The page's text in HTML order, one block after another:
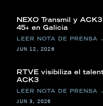
NEXO Transmil y
45+ en Galicia
JUN 12, 2026
RTVE visibiliza el
ACK3
JUN 3, 2026